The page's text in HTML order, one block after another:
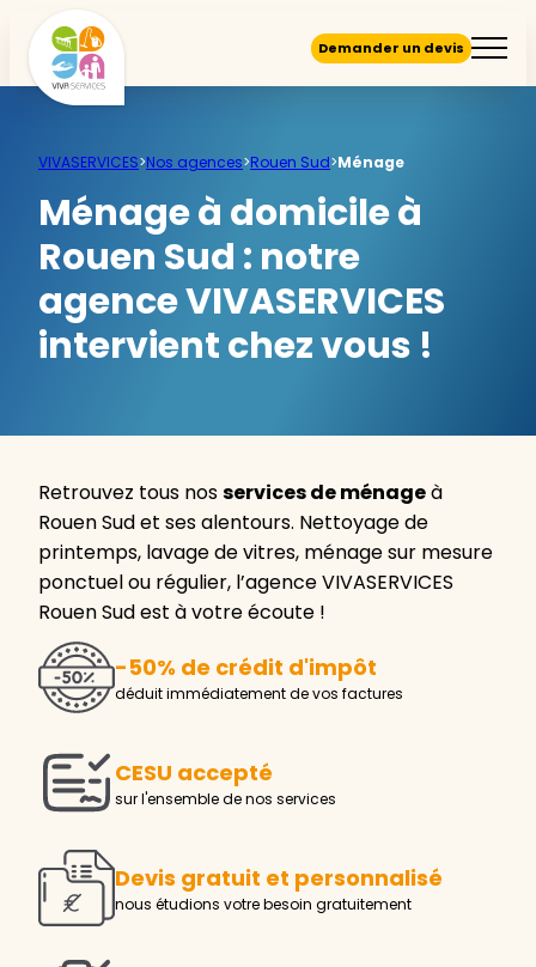
Demander un devis
VIVASERVICES>Nos agences>Rouen Sud>Ménage
Ménage à domicile à
Rouen Sud : notre
agence VIVASERVICES
intervient chez vous !
Retrouvez tous nosservices de ménageà
Rouen Sud et ses alentours. Nettoyage de
printemps, lavage de vitres, ménage sur mesure
ponctuel ou régulier, l’agence VIVASERVICES
Rouen Sud est à votre écoute !
-50% de crédit d'impôt
déduit immédiatement de vos factures
CESU accepté
sur l'ensemble de nos services
Devis gratuit et personnalisé
nous étudions votre besoin gratuitement